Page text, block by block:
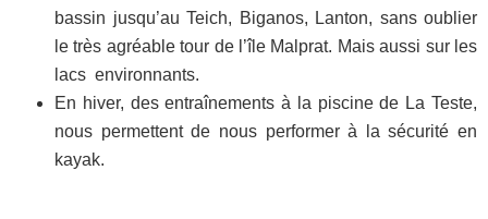
bassin jusqu’au Teich, Biganos, Lanton, sans oublier
le très agréable tour de l’île Malprat. Mais aussi sur les
lacs environnants.
En hiver, des entraînements à la piscine de La Teste,
nous permettent de nous performer à la sécurité en
kayak.